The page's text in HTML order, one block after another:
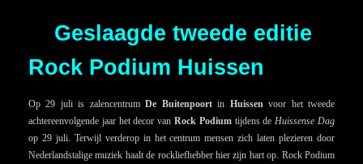
Geslaagde tweede editie
Rock Podium Huissen
Op 29 juli is zalencentrumDe Buitenpoortin Huissen voor het tweede
achtereenvolgende jaar het decor vanRock Podiumtijdens de Huissense Dag
op 29 juli. Terwijl verderop in het centrum mensen zich laten plezieren door
Nederlandstalige muziek haalt de rockliefhebber hier zijn hart op. Rock Podium